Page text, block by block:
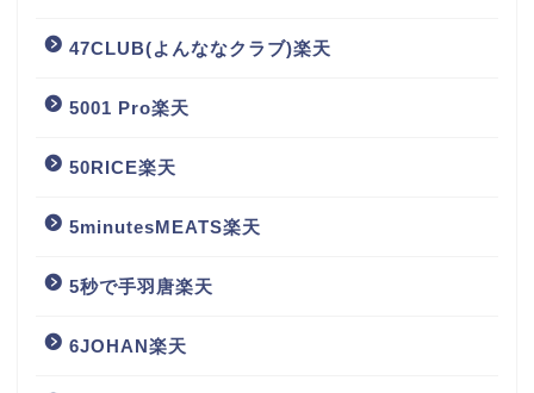
47CLUB(よんななクラブ)楽天
5001 Pro楽天
50RICE楽天
5minutesMEATS楽天
5秒で手羽唐楽天
6JOHAN楽天